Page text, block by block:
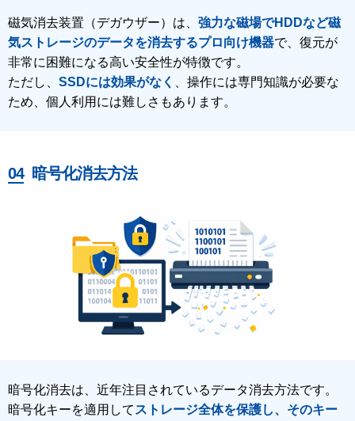
磁気消去装置（デガウザー）は、 強力な磁場でHDDなど磁
気ストレージのデータを消去するプロ向け機器で、復元が
非常に困難になる高い安全性が特徴です。
ただし、 SSDには効果がなく
、操作には専門知識が必要な
ため、個人利用には難しさもあります。
暗号化消去方法
暗号化消去は、近年注目されているデータ消去方法です。
暗号化キーを適用して ストレージ全体を保護し、そのキー